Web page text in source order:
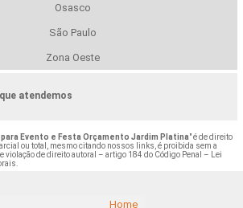
Osasco
São Paulo
Zona Oeste
atendemos
Evento e Festa Orçamento Jardim Platina" é de direito
ou total, mesmo citando nossos links, é proibida sem a
violação de direito autoral – artigo 184 do Código Penal –
Lei
Home